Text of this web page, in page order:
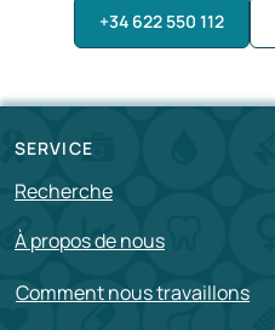
+34 622 550 112
SERVICE
Recherche
À propos de nous
Comment nous travaillons